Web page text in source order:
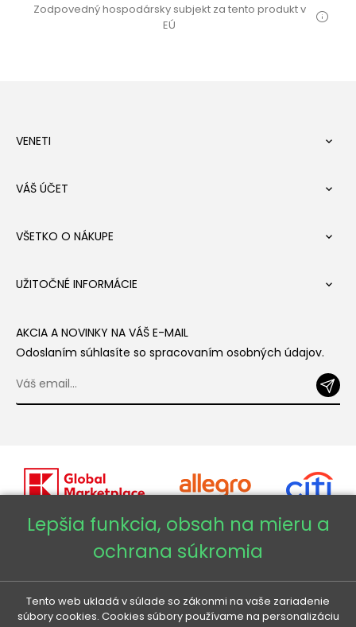
Zodpovedný hospodársky subjekt za tento produkt v
EÚ
VENETI 
VÁŠ ÚČET 
VŠETKO O NÁKUPE 
UŽITOČNÉ INFORMÁCIE 
AKCIA A NOVINKY NA VÁŠ E-MAIL
Odoslaním súhlasíte so spracovaním osobných údajov.
Copyright © 2026 - Veneti™
Veneti SK
Lepšia funkcia, obsah na mieru a
ochrana súkromia
Tento web ukladá v súlade so zákonmi na vaše zariadenie
súbory cookies. Cookies súbory používame na personalizáciu